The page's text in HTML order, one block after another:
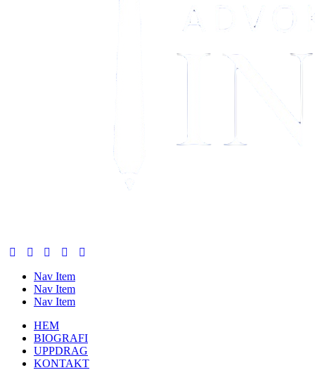
Nav Item
Nav Item
Nav Item
HEM
BIOGRAFI
UPPDRAG
KONTAKT